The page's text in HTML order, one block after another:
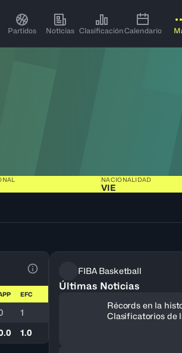
Partidos Noticias ClasificaciónCalendario
NACIONALIDAD
VIE
Ver la leyenda
EFC
1
1.0
FIBA Basketball
Últimas Noticias
Récords en la
Clasificatorios de